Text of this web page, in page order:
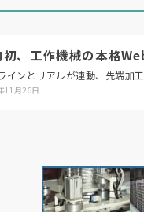
初、工作機械の本格
インとリアルが連動、先端加
11月26日